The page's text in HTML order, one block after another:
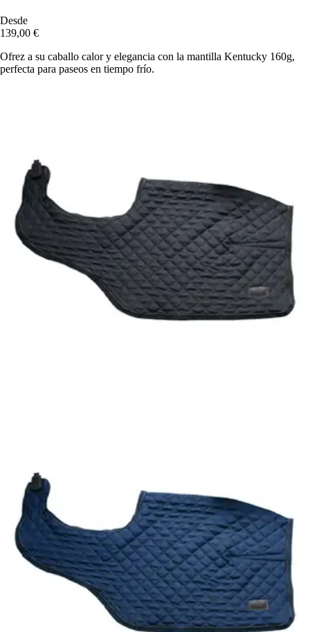
Desde
139,00 €
Ofrez a su caballo calor y elegancia con la mantilla Kentucky 160g,
perfecta para paseos en tiempo frío.